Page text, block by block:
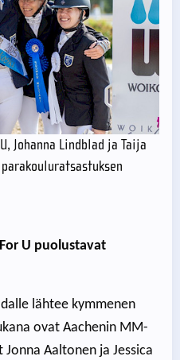
Johanna Lindblad ja Taija
U puolustavat
lähtee kymmenen
ovat Aachenin MM-
Aaltonen ja Jessica